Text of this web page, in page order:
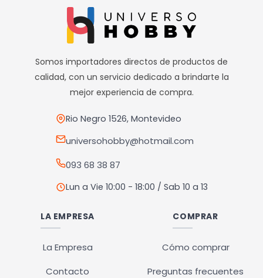
múltiples
variantes.
Las
opciones
se
pueden
en
la
de
producto
Somos importadores directos de productos de
calidad, con un servicio dedicado a brindarte la
mejor experiencia de compra.
Rio Negro 1526, Montevideo
universohobby@hotmail.com
093 68 38 87
Lun a Vie 10:00 - 18:00 / Sab 10 a 13
LA EMPRESA
La Empresa
Contacto
COMPRAR
Cómo comprar
Preguntas frecuentes